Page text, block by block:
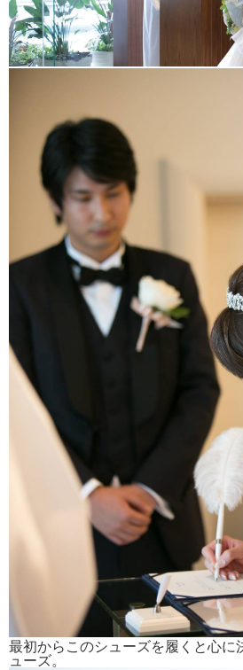
最初からこのシューズを履くと心に
ューズ。